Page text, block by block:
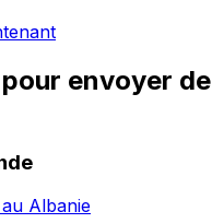
envoyer de
Albanie